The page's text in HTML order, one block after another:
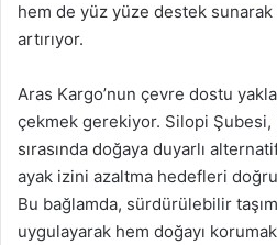
hem de yüz yüze destek
artırıyor.
Aras Kargo’nun çevre dostu
çekmek gerekiyor. Silopi Şubesi,
sırasında doğaya duyarlı
ayak izini azaltma hedefleri
Bu bağlamda, sürdürülebilir
uygulayarak hem doğayı